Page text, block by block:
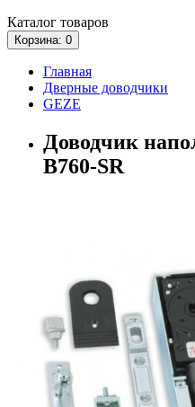
Каталог товаров
Корзина: 0
Главная
Дверные доводчики
GEZE
Доводчик
B760-SR